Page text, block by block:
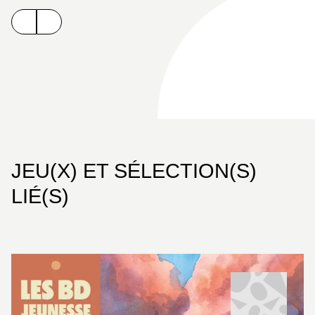
catalogue Glénat avec une série désopilante
mettant en scène une petite héroïne forte, drôle et
JEU(X) ET SÉLECTION(S)
LIÉ(S)